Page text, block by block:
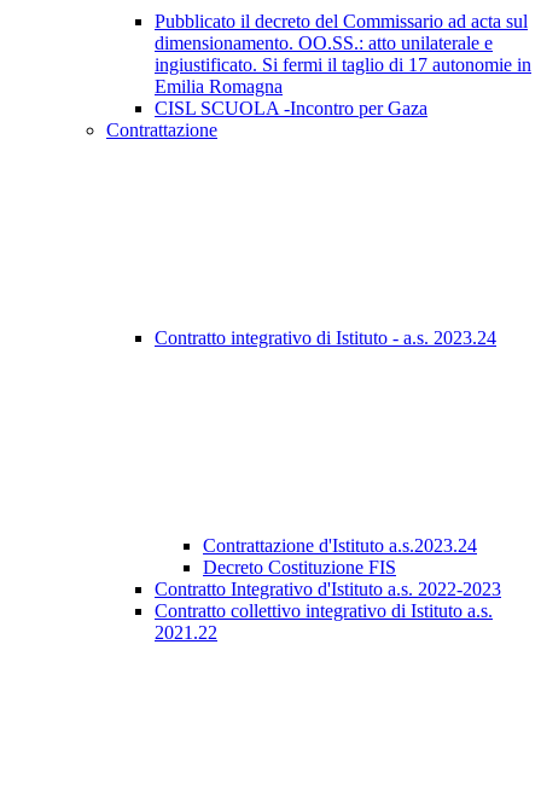
Pubblicato il decreto del Commissario ad acta sul
dimensionamento. OO.SS.: atto unilaterale e
ingiustificato. Si fermi il taglio di 17 autonomie in
Emilia Romagna
CISL SCUOLA -Incontro per Gaza
Contrattazione
Contratto integrativo di Istituto - a.s. 2023.24
Contrattazione d'Istituto a.s.2023.24
Decreto Costituzione FIS
Contratto Integrativo d'Istituto a.s. 2022-2023
Contratto collettivo integrativo di Istituto a.s.
2021.22